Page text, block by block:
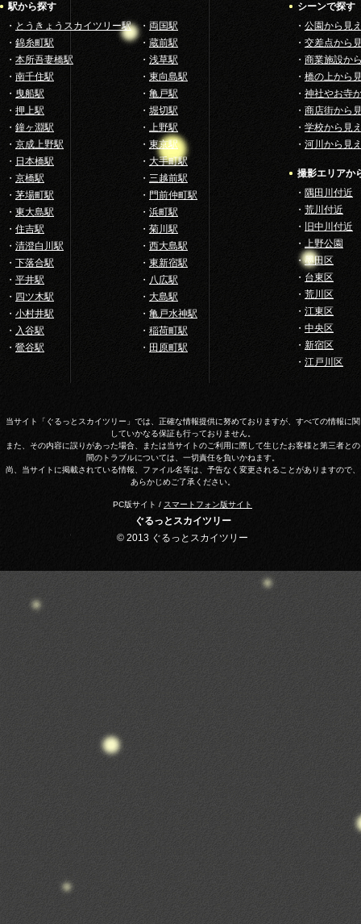
駅から探す
・ とうきょうスカイツリー駅 ・ 両国駅
・ 錦糸町駅 ・ 蔵前駅
・ 本所吾妻橋駅 ・ 浅草駅
・ 南千住駅 ・ 東向島駅
・ 曳船駅 ・ 亀戸駅
・ 押上駅 ・ 堀切駅
・ 鐘ヶ淵駅 ・ 上野駅
・ 京成上野駅 ・ 東京駅
・ 日本橋駅 ・ 大手町駅
・ 京橋駅 ・ 三越前駅
・ 茅場町駅 ・ 門前仲町駅
・ 東大島駅 ・ 浜町駅
・ 住吉駅 ・ 菊川駅
・ 清澄白川駅 ・ 西大島駅
・ 下落合駅 ・ 東新宿駅
・ 平井駅 ・ 八広駅
・ 四ツ木駅 ・ 大島駅
・ 小村井駅 ・ 亀戸水神駅
・ 入谷駅 ・ 稲荷町駅
・ 鶯谷駅 ・ 田原町駅
シーンで探す
・ 公園から見
・ 交差点から
・ 商業施設か
・ 橋の上から
・ 神社やお寺
・ 商店街から
・ 学校から見
・ 河川から見
撮影エリアか
・ 隅田川付近
・ 荒川付近
・
旧中川付近
・ 上野公園
・墨田区
・ 台東区
・ 荒川区
・ 江東区
・ 中央区
・ 新宿区
・ 江戸川区
当サイト「ぐるっとスカイツリー」では、正確な情報提供に努めておりますが、すべての情報に関
していかなる保証も行っておりません。
また、その内容に誤りがあった場合、または当サイトのご利用に際して生じたお客様と第三者との
間のトラブルについては、一切責任を負いかねます。
尚、当サイトに掲載されている情報、ファイル名等は、予告なく変更されることがありますので、
あらかじめご了承ください。
PC版サイト / スマートフォン版サイト
ぐるっとスカイツリー
© 2013 ぐるっとスカイツリー